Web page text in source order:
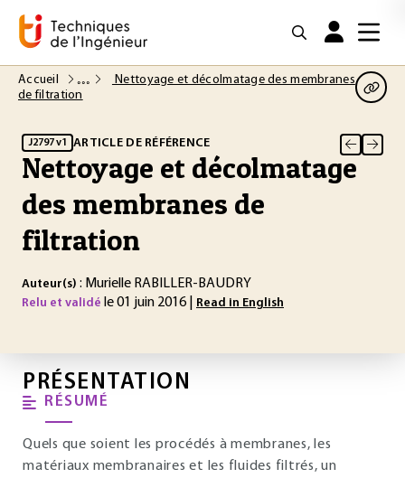
Accueil
Nettoyage et décolmatage des membranes
de filtration
J2797 v1 ARTICLE DE RÉFÉRENCE
Nettoyage et décolmatage
des membranes de
filtration
Auteur(s) : Murielle RABILLER-BAUDRY
Relu et validé le 01 juin 2016 | Read in English
PRÉSENTATION
RÉSUMÉ
Quels que soient les procédés à membranes, les
matériaux membranaires et les fluides filtrés, un